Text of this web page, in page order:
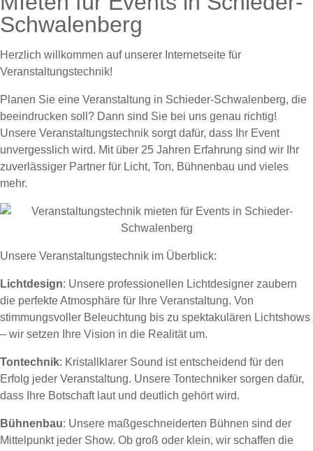
Schwalenberg
Herzlich willkommen auf unserer Internetseite für
Veranstaltungstechnik!
Planen Sie eine Veranstaltung in Schieder-Schwalenberg, die
beeindrucken soll? Dann sind Sie bei uns genau richtig!
Unsere Veranstaltungstechnik sorgt dafür, dass Ihr Event
unvergesslich wird. Mit über 25 Jahren Erfahrung sind wir Ihr
zuverlässiger Partner für Licht, Ton, Bühnenbau und vieles
mehr.
Unsere Veranstaltungstechnik im Überblick:
Lichtdesign: Unsere professionellen Lichtdesigner zaubern
die perfekte Atmosphäre für Ihre Veranstaltung. Von
stimmungsvoller Beleuchtung bis zu spektakulären Lichtshows
– wir setzen Ihre Vision in die Realität um.
Tontechnik: Kristallklarer Sound ist entscheidend für den
Erfolg jeder Veranstaltung. Unsere Tontechniker sorgen dafür,
dass Ihre Botschaft laut und deutlich gehört wird.
Bühnenbau: Unsere maßgeschneiderten Bühnen sind der
Mittelpunkt jeder Show. Ob groß oder klein, wir schaffen die